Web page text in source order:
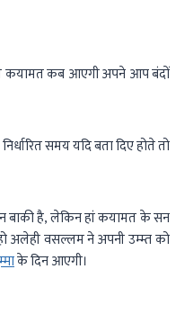
कयामत कब आएगी अपने आप बंदों
समय यदि बता दिए होते तो
बाकी है, लेकिन हां कयामत के सन
अलेही वसल्लम ने अपनी उम्म्त को
के दिन आएगी।